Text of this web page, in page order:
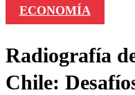
ECONOMÍA
Radiografía
Chile: